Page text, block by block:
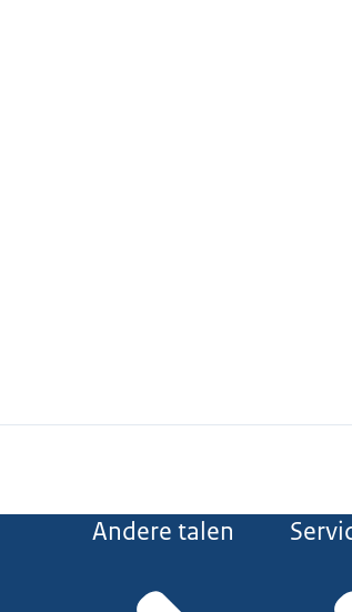
Andere talen